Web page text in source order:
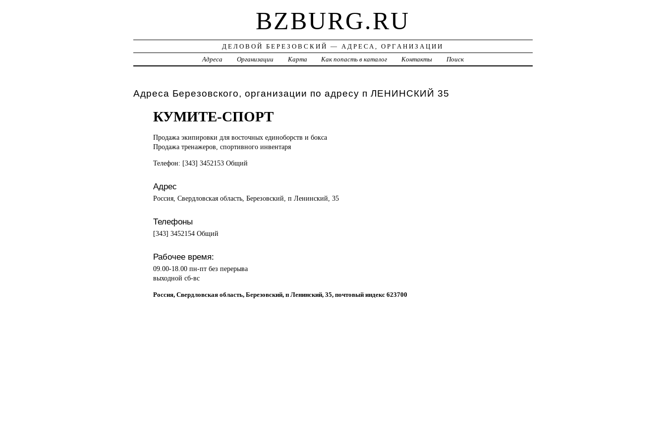
BZBURG.RU
ДЕЛОВОЙ БЕРЕЗОВСКИЙ — АДРЕСА, ОРГАНИЗАЦИИ
Адреса
Организации Карта Как попасть в каталог Контакты Поиск
Адреса Березовского, организации по адресу п ЛЕНИНСКИЙ 35
КУМИТЕ-СПОРТ
Продажа экипировки для восточных единоборств и бокса
Продажа тренажеров, спортивного инвентаря
Телефон: [343] 3452153 Общий
Адрес
Россия, Свердловская область, Березовский, п Ленинский, 35
Телефоны
[343] 3452154 Общий
Рабочее время:
09.00-18.00 пн-пт без перерыва
выходной сб-вс
Россия, Свердловская область, Березовский, п Ленинский, 35, почтовый индекс 623700